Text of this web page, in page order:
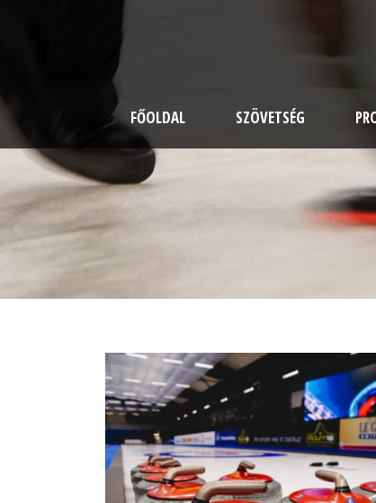
FŐOLDAL SZÖVETSÉG